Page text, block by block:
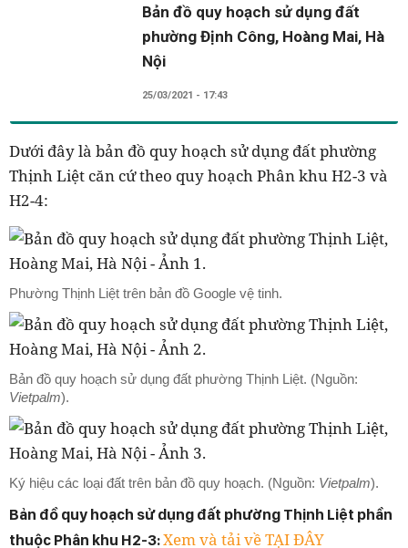
Bản đồ quy hoạch sử dụng đất
phường Định Công, Hoàng Mai, Hà
Nội
25/03/2021 - 17:43
Dưới đây là bản đồ quy hoạch sử dụng đất phường
Thịnh Liệt căn cứ theo quy hoạch Phân khu H2-3 và
H2-4:
Phường Thịnh Liệt trên bản đồ Google vệ tinh.
Bản đồ quy hoạch sử dụng đất phường Thịnh Liệt. (Nguồn:
Vietpalm).
Ký hiệu các loại đất trên bản đồ quy hoạch. (Nguồn: Vietpalm).
Bản đồ quy hoạch sử dụng đất phường Thịnh Liệt phần
thuộc Phân khu H2-3:Xem và tải về TẠI ĐÂY